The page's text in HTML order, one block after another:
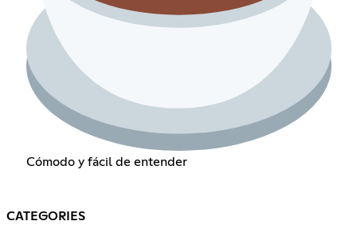
Cómodo y fácil de entender
CATEGORIES